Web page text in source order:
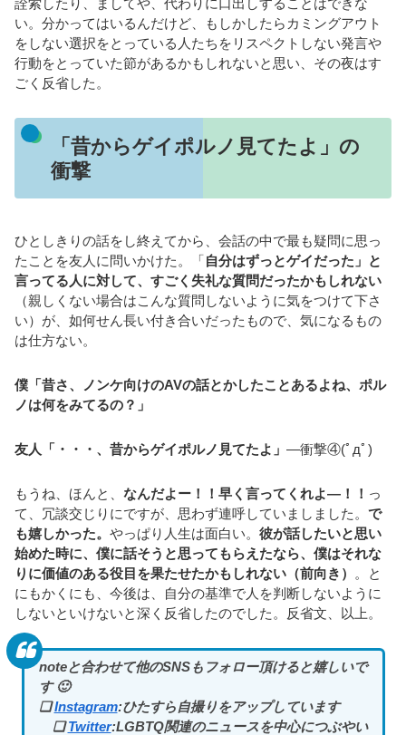
詮索したり、ましてや、代わりに口出しすることはできな
い。分かってはいるんだけど、もしかしたらカミングアウト
をしない選択をとっている人たちをリスペクトしない発言や
行動をとっていた節があるかもしれないと思い、その夜はす
ごく反省した。
「昔からゲイポルノ見てたよ」の
衝撃
ひとしきりの話をし終えてから、会話の中で最も疑問に思っ
たことを友人に問いかけた。「自分はずっとゲイだった」と
言ってる人に対して、すごく失礼な質問だったかもしれない
（親しくない場合はこんな質問しないように気をつけて下さ
い）が、如何せん長い付き合いだったもので、気になるもの
は仕方ない。
僕「昔さ、ノンケ向けのAVの話とかしたことあるよね、ポル
ノは何をみてるの？」
友人「・・・、昔からゲイポルノ見てたよ」 ―衝撃④(ﾟдﾟ)
もうね、ほんと、 なんだよー！！早く言ってくれよ―！！ っ
て、冗談交じりにですが、思わず連呼していましました。 で
も嬉しかった。 やっぱり人生は面白い。 彼が話したいと思い
始めた時に、僕に話そうと思ってもらえたなら、僕はそれな
りに価値のある役目を果たせたかもしれない（前向き）
。と
にもかくにも、今後は、自分の基準で人を判断しないように
しないといけないと深く反省したのでした。反省文、以上。
noteと合わせて他のSNSもフォロー頂けると嬉しいで
す 🙂
❏Instagram:ひたすら自撮りをアップしています
❏Twitter:LGBTQ関連のニュースを中心につぶやい